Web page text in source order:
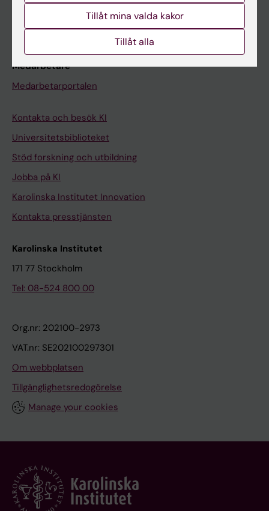
Kurs- och programwebbar
Student på KI
Medarbetare
Medarbetarportalen
Kontakta och besök KI
Universitetsbiblioteket
Stöd forskning och utbildning
Jobba på KI
Karolinska Institutet Innovation
Kontakta presstjänsten
Karolinska Institutet
171 77 Stockholm
Tel: 08-524 800 00
Org.nr: 202100-2973
VAT.nr: SE202100297301
Om webbplatsen
Tillgänglighetsredogörelse
Manage your cookies
Tillåt mina valda kakor
Tillåt alla